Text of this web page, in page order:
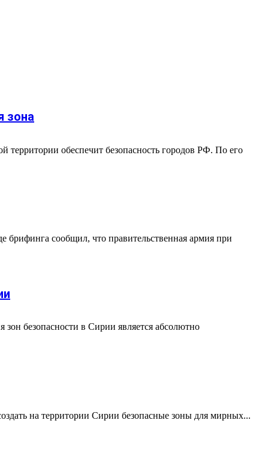
зона
территории обеспечит безопасность городов РФ. По его
брифинга сообщил, что правительственная армия при
безопасности в Сирии является абсолютно
на территории Сирии безопасные зоны для мирных...